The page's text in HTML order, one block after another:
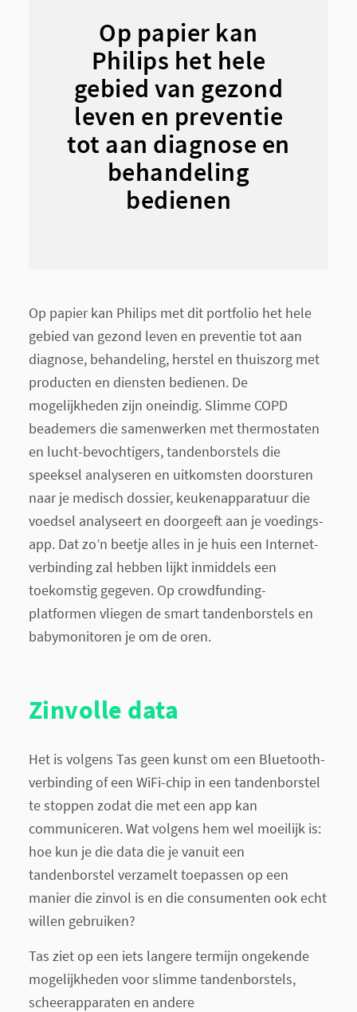
Op papier kan
Philips het hele
gebied van gezond
leven en preventie
tot aan diagnose en
behandeling
bedienen
Op papier kan Philips met dit portfolio het hele
gebied van gezond leven en preventie tot aan
diagnose, behandeling, herstel en thuiszorg met
producten en diensten bedienen. De
mogelijkheden zijn oneindig. Slimme COPD
beademers die samenwerken met thermostaten
en lucht-bevochtigers, tandenborstels die
speeksel analyseren en uitkomsten doorsturen
naar je medisch dossier, keukenapparatuur die
voedsel analyseert en doorgeeft aan je voedings-
app. Dat zo’n beetje alles in je huis een Internet-
verbinding zal hebben lijkt inmiddels een
toekomstig gegeven. Op crowdfunding-
platformen vliegen de smart tandenborstels en
babymonitoren je om de oren.
Zinvolle data
Het is volgens Tas geen kunst om een Bluetooth-
verbinding of een WiFi-chip in een tandenborstel
te stoppen zodat die met een app kan
communiceren. Wat volgens hem wel moeilijk is:
hoe kun je die data die je vanuit een
tandenborstel verzamelt toepassen op een
manier die zinvol is en die consumenten ook echt
willen gebruiken?
Tas ziet op een iets langere termijn ongekende
mogelijkheden voor slimme tandenborstels,
scheerapparaten en andere